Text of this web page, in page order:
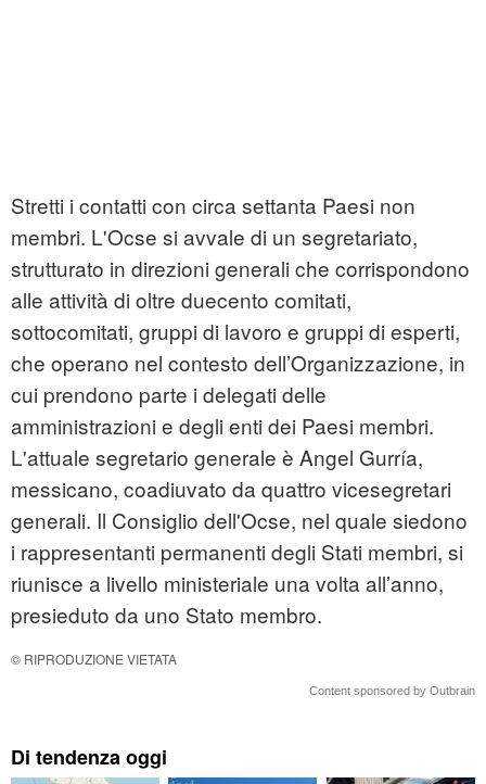
Stretti i contatti con circa settanta Paesi non
membri. L'Ocse si avvale di un segretariato,
strutturato in direzioni generali che corrispondono
alle attività di oltre duecento comitati,
sottocomitati, gruppi di lavoro e gruppi di esperti,
che operano nel contesto dell’Organizzazione, in
cui prendono parte i delegati delle
amministrazioni e degli enti dei Paesi membri.
L'attuale segretario generale è Angel Gurría,
messicano, coadiuvato da quattro vicesegretari
generali. Il Consiglio dell'Ocse, nel quale siedono
i rappresentanti permanenti degli Stati membri, si
riunisce a livello ministeriale una volta all’anno,
presieduto da uno Stato membro.
© RIPRODUZIONE VIETATA
Content sponsored by Outbrain
Di tendenza oggi